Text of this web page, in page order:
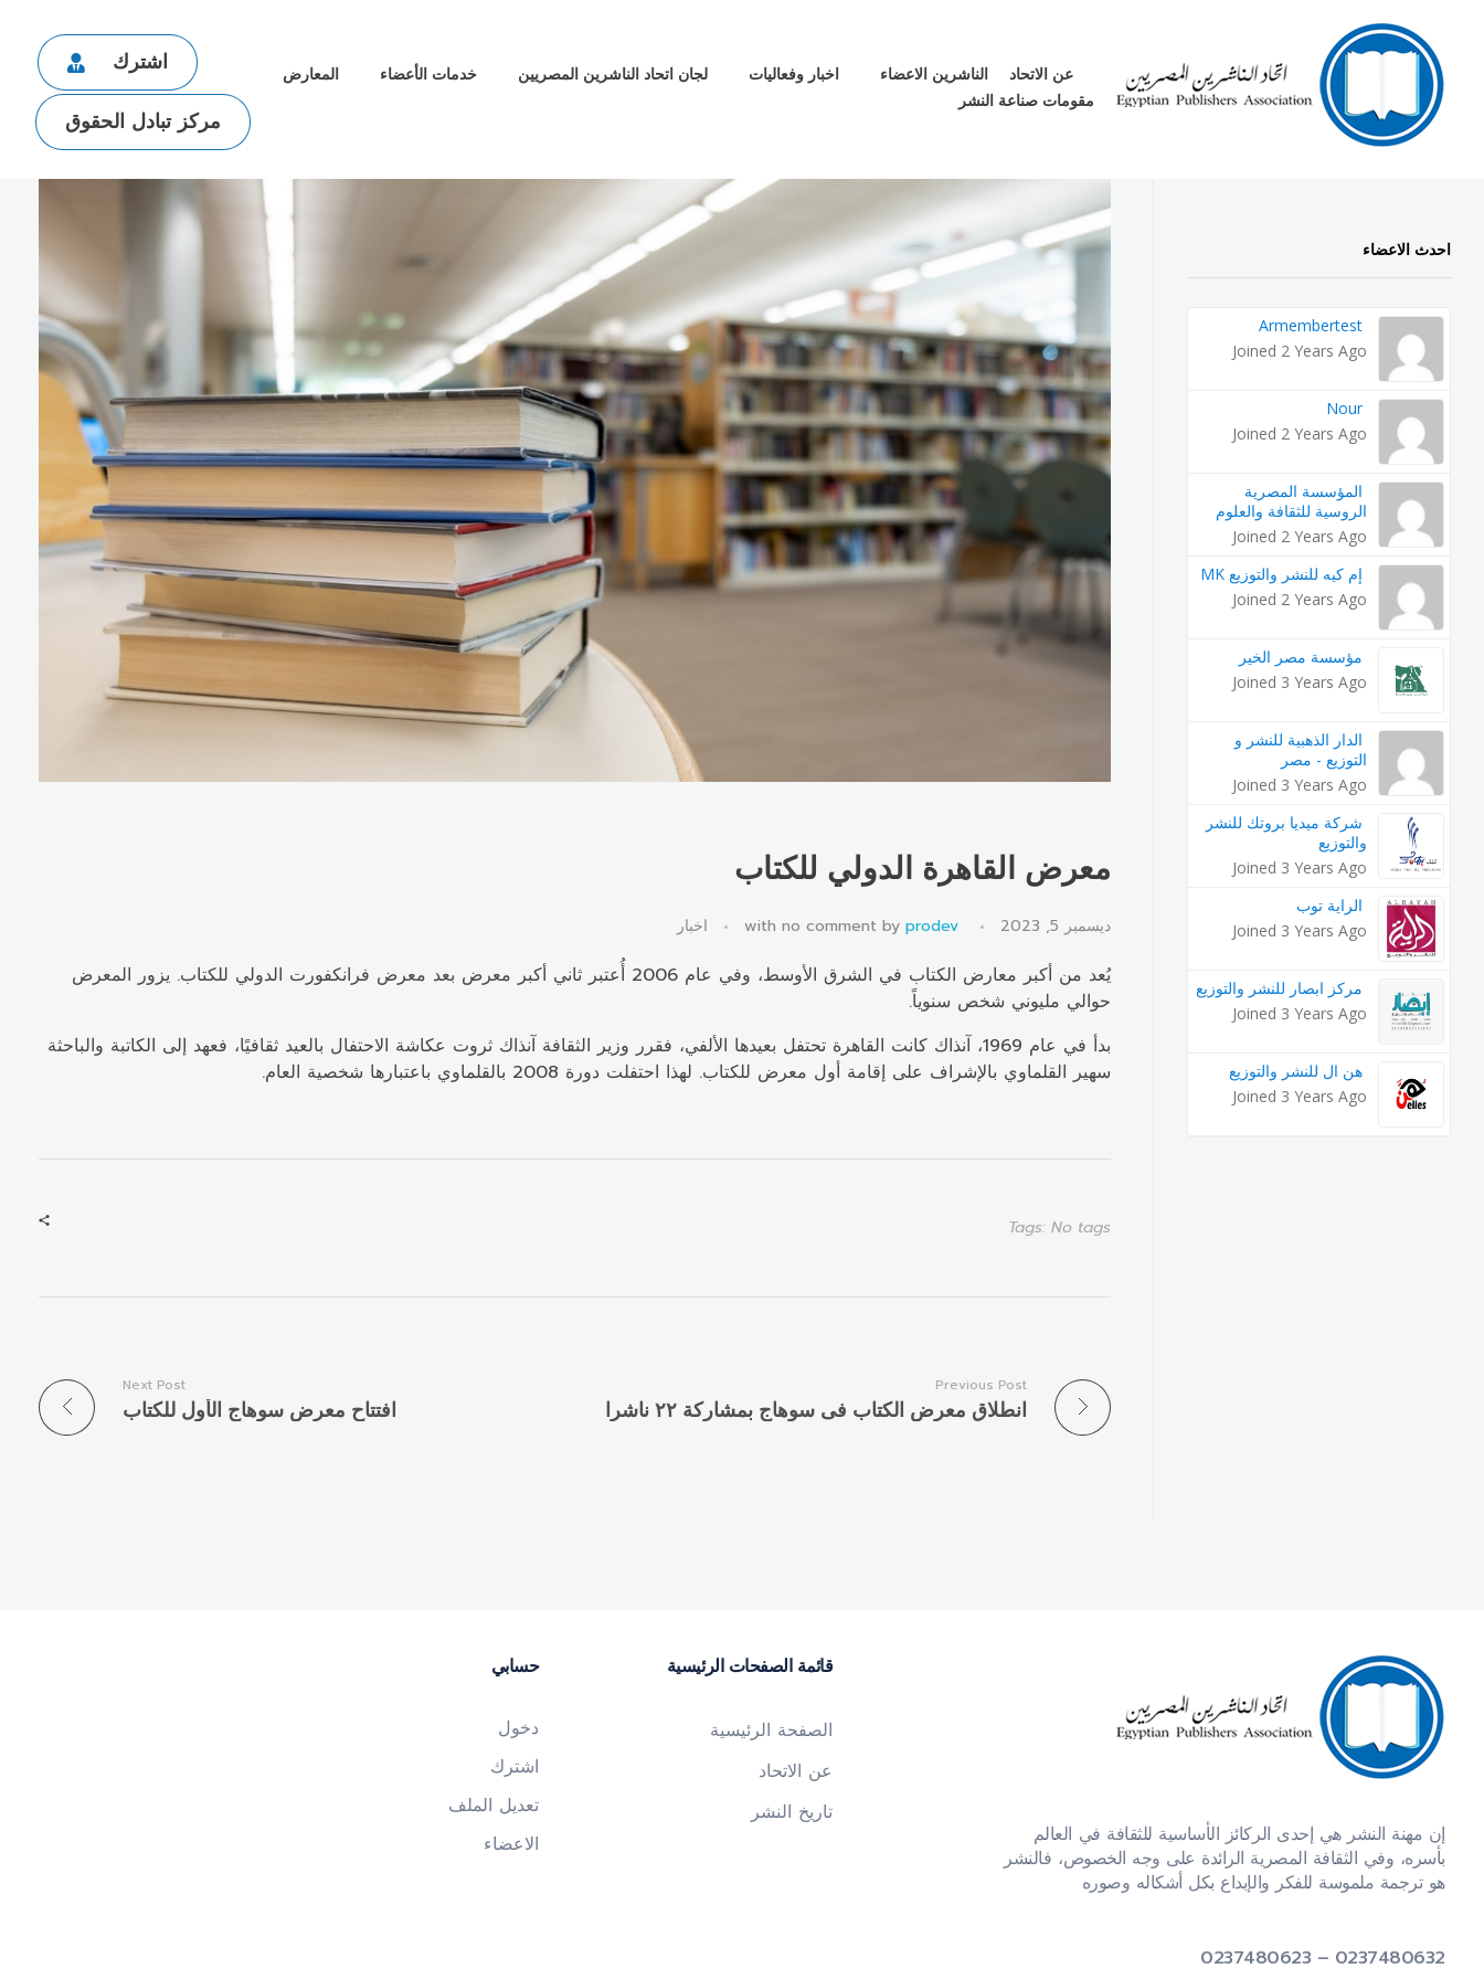
عن الاتحاد الناشرين الاعضاء اخبار وفعاليات لجان اتحاد الناشرين المصريين خدمات الأعضاء
المعارض
مقومات صناعة النشر
اشترك
مركز تبادل الحقوق
معرض القاهرة الدولي للكتاب
ديسمبر 5, 2023 by prodev
with no comment اخبار
يُعد من أكبر معارض الكتاب في الشرق الأوسط، وفي عام 2006 أُعتبر ثاني أكبر معرض بعد معرض فرانكفورت الدولي للكتاب. يزور المعرض
حوالي مليوني شخص سنوياً.
بدأ في عام 1969، آنذاك كانت القاهرة تحتفل بعيدها الألفي، فقرر وزير الثقافة آنذاك ثروت عكاشة الاحتفال بالعيد ثقافيًا، فعهد إلى الكاتبة والباحثة
سهير القلماوي بالإشراف على إقامة أول معرض للكتاب. لهذا احتفلت دورة 2008 بالقلماوي باعتبارها شخصية العام.
Tags: No tags
Previous Post
انطلاق معرض الكتاب فى سوهاج بمشاركة ٢٢ ناشرا
Next Post
افتتاح معرض سوهاج الأول للكتاب
احدث الاعضاء
Armembertest
Joined 2 Years Ago
Nour
Joined 2 Years Ago
المؤسسة المصرية
الروسية للثقافة والعلوم
Joined 2 Years Ago
إم كيه للنشر والتوزيع MK
Joined 2 Years Ago
مؤسسة مصر الخير
Joined 3 Years Ago
الدار الذهبية للنشر و
التوزيع - مصر
Joined 3 Years Ago
شركة ميديا بروتك للنشر
والتوزيع
Joined 3 Years Ago
الراية توب
Joined 3 Years Ago
مركز ابصار للنشر والتوزيع
Joined 3 Years Ago
هن ال للنشر والتوزيع
Joined 3 Years Ago
إن مهنة النشر هي إحدى الركائز الأساسية للثقافة في العالم
بأسره، وفي الثقافة المصرية الرائدة على وجه الخصوص، فالنشر
هو ترجمة ملموسة للفكر والإبداع بكل أشكاله وصوره
0237480632 – 0237480623
قائمة الصفحات الرئيسية
الصفحة الرئيسية
عن الاتحاد
تاريخ النشر
حسابي
دخول
اشترك
تعديل الملف
الاعضاء